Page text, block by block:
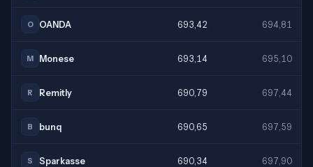
O OANDA 693,42 694,81
M Monese 693,14 695,10
R Remitly 690,79 697,44
B bunq 690,65 697,59
S Sparkasse 690,34 697,90